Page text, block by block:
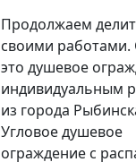
Продолжаем
своими работами.
это душевое
индивидуальным
из города
Угловое душевое
ограждение с